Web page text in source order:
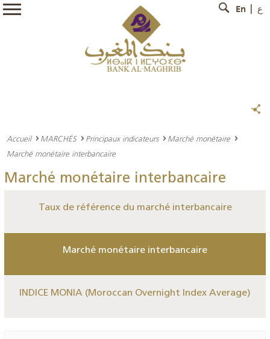
En ع
Accueil MARCHÉS Principaux indicateurs
Marché monétaire
Marché monétaire interbancaire
Marché monétaire interbancaire
Taux de référence du marché interbancaire
Marché monétaire interbancaire
INDICE MONIA (Moroccan Overnight Index Average)